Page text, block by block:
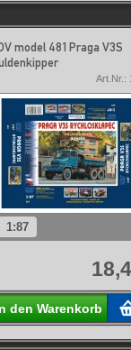
model 481 Praga V3S
Art.Nr.:
1:87
den Warenkorb